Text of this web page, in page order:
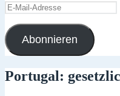
E-
Mail-
Adresse
Abonnieren
Portugal: